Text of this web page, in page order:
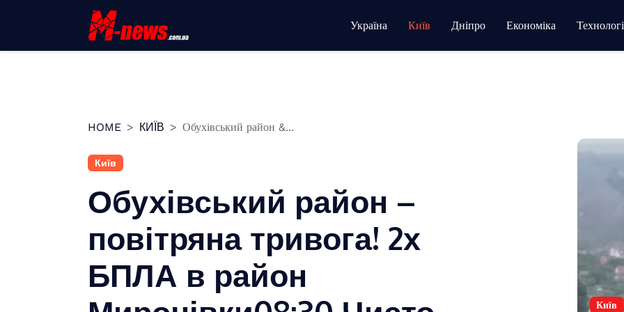
Україна Київ Дніпро Економіка
HOME КИЇВ Обухівський район &...
Київ
Обухівський район –
повітряна тривога! 2х
БПЛА в район
Київ